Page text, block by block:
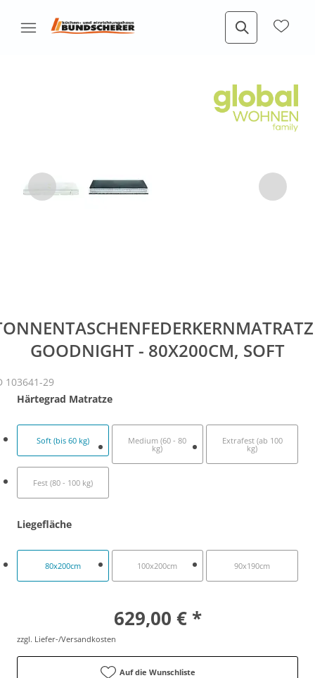
GOODNIGHT - 80X200CM, SOFT
103641-29
Härtegrad Matratze
Soft (bis 60 kg) Medium (60 - 80
kg)
Extrafest (ab 100
kg)
Fest (80 - 100 kg)
Liegefläche
80x200cm 100x200cm 90x190cm
629,00 € *
zzgl. Liefer-/Versandkosten
Auf die Wunschliste